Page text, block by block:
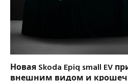
Новая Skoda Epiq small EV